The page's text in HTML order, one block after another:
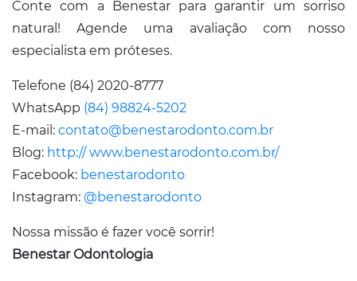
Conte com a Benestar para garantir um sorriso
natural! Agende uma avaliação com nosso
especialista em próteses.
Telefone (84) 2020-8777
WhatsApp (84) 98824-5202
E-mail: contato@benestarodonto.com.br
Blog: http:// www.benestarodonto.com.br/
Facebook: benestarodonto
Instagram: @benestarodonto
Nossa missão é fazer você sorrir!
Benestar Odontologia